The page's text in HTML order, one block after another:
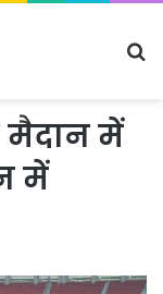
में
में